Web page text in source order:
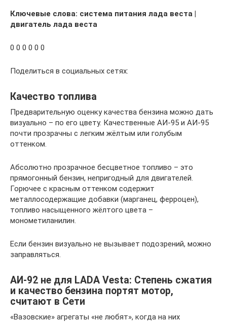
Ключевые слова: система питания лада веста |
двигатель лада веста
0 0 0 0 0 0
Поделиться в социальных сетях:
Качество топлива
Предварительную оценку качества бензина можно дать
визуально – по его цвету. Качественные АИ-95 и АИ-95
почти прозрачны с легким жёлтым или голубым
оттенком.
Абсолютно прозрачное бесцветное топливо – это
прямогонный бензин, непригодный для двигателей.
Горючее с красным оттенком содержит
металлосодержащие добавки (марганец, ферроцен),
топливо насыщенного жёлтого цвета –
монометиланилин.
Если бензин визуально не вызывает подозрений, можно
заправляться.
АИ-92 не для LADA Vesta: Степень сжатия
и качество бензина портят мотор,
считают в Сети
«Вазовские» агрегаты «не любят», когда на них